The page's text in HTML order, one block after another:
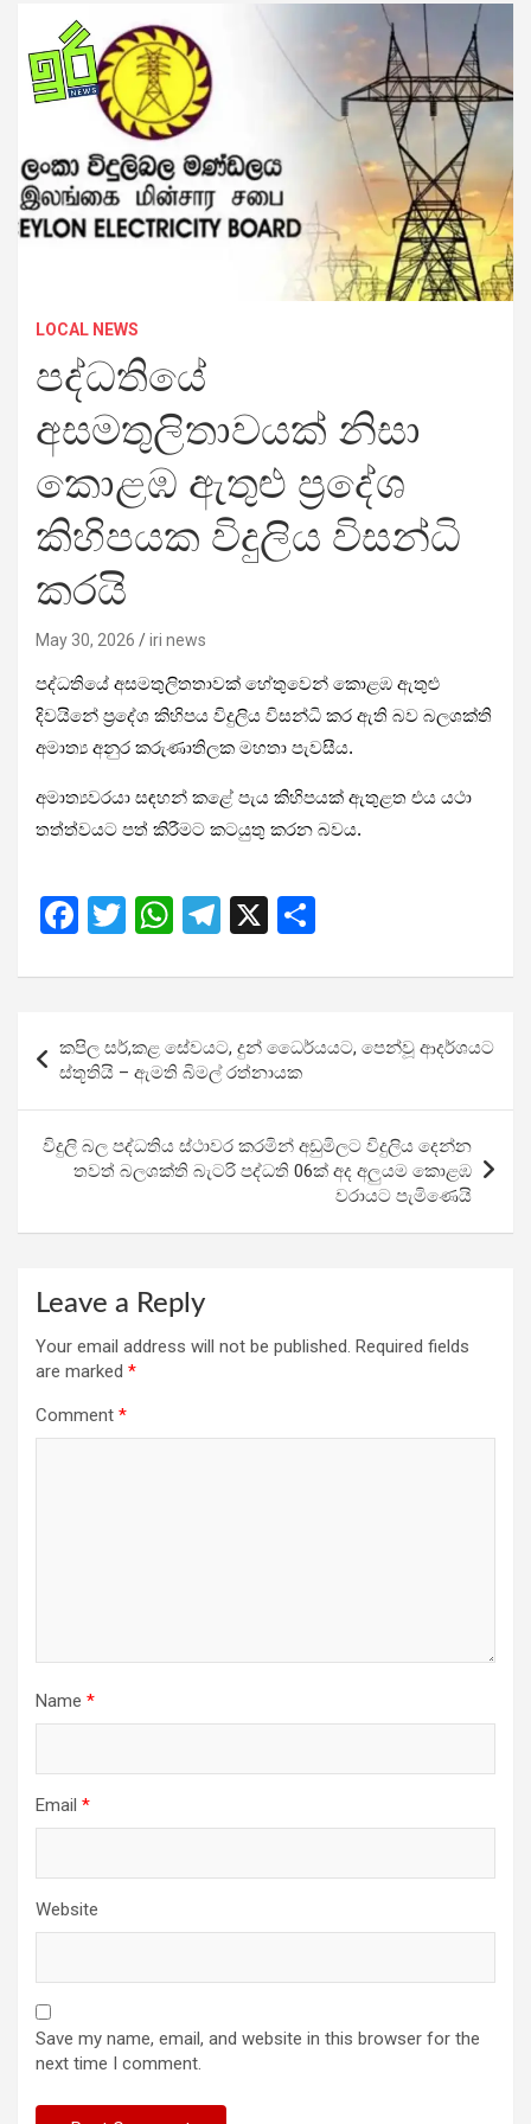
LOCAL NEWS
පද්ධතියේ
අසමතුලිතාවයක් නිසා
කොළඹ ඇතුළු ප්‍රදේශ
කිහිපයක විදුලිය විසන්ධි
කරයි
May 30, 2026 iri news
පද්ධතියේ අසමතුලිතතාවක් හේතුවෙන් කොළඹ ඇතුළු
දිවයිනේ ප්‍රදේශ කිහිපය විදුලිය විසන්ධි කර ඇති බව බලශක්ති
අමාත්‍ය අනුර කරුණාතිලක මහතා පැවසීය.
අමාත්‍යවරයා සඳහන් කළේ පැය කිහිපයක් ඇතුළත එය යථා
තත්ත්වයට පත් කිරීමට කටයුතු කරන බවය.
F
ce
b
o
o
k
T
tt
er
W
at
s
A
p
p
T
e
gr
a
m
X
ar
navigation
කපිල සර්,කළ සේවයට, දුන් ධෛර්යයට, පෙන්වූ ආදර්ශයට
ස්තූතියි – ඇමති බිමල් රත්නායක
විදුලි බල පද්ධතිය ස්ථාවර කරමින් අඩුමිලට විදුලිය දෙන්න
තවත් බලශක්ති බැටරි පද්ධති 06ක් අද අලුයම කොළඹ
වරායට පැමිණෙයි
Leave a Reply
Your email address will not be published. Required fields
are marked *
Comment *
Name *
Email *
Website
Save my name, email, and website in this browser for the
next time I comment.